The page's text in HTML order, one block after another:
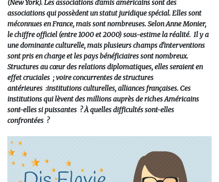
(New York). Les associations d'amis américains sont des
associations qui possèdent un statut juridique spécial. Elles sont
méconnues en France, mais sont nombreuses. Selon Anne Monier,
le chiffre officiel (entre 1000 et 2000) sous-estime la réalité. Il y a
une dominante culturelle, mais plusieurs champs d'interventions
sont pris en charge et les pays bénéficiaires sont nombreux.
Structures au cœur des relations diplomatiques, elles seraient en
effet cruciales ; voire concurrentes de structures
antérieures :institutions culturelles, alliances françaises. Ces
institutions qui lèvent des millions auprès de riches Américains
sont-elles si puissantes ? À quelles difficultés sont-elles
confrontées ?